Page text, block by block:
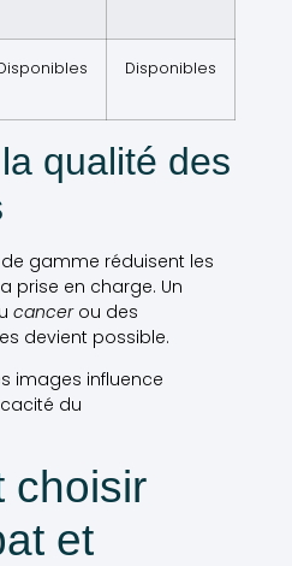
Disponibles
qualité des
gamme réduisent les
prise en charge. Un
cancerou des
devient possible.
images influence
du
choisir
et